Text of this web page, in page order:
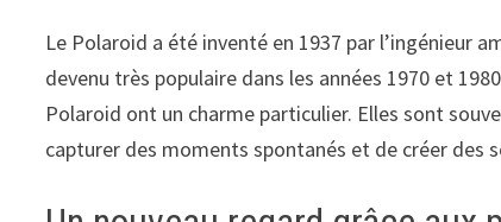
Le Polaroid a été inventé en 1937 par l’ingénieur
devenu très populaire dans les années 1970 et
Polaroid ont un charme particulier. Elles sont
capturer des moments spontanés et de créer des